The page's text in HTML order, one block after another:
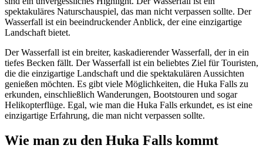
spektakuläres Naturschauspiel, das man nicht verpassen sollte. Der
Wasserfall ist ein beeindruckender Anblick, der eine einzigartige
Landschaft bietet.
Der Wasserfall ist ein breiter, kaskadierender Wasserfall, der in ein
tiefes Becken fällt. Der Wasserfall ist ein beliebtes Ziel für Touristen,
die die einzigartige Landschaft und die spektakulären Aussichten
genießen möchten. Es gibt viele Möglichkeiten, die Huka Falls zu
erkunden, einschließlich Wanderungen, Bootstouren und sogar
Helikopterflüge. Egal, wie man die Huka Falls erkundet, es ist eine
einzigartige Erfahrung, die man nicht verpassen sollte.
Wie man zu den Huka Falls kommt